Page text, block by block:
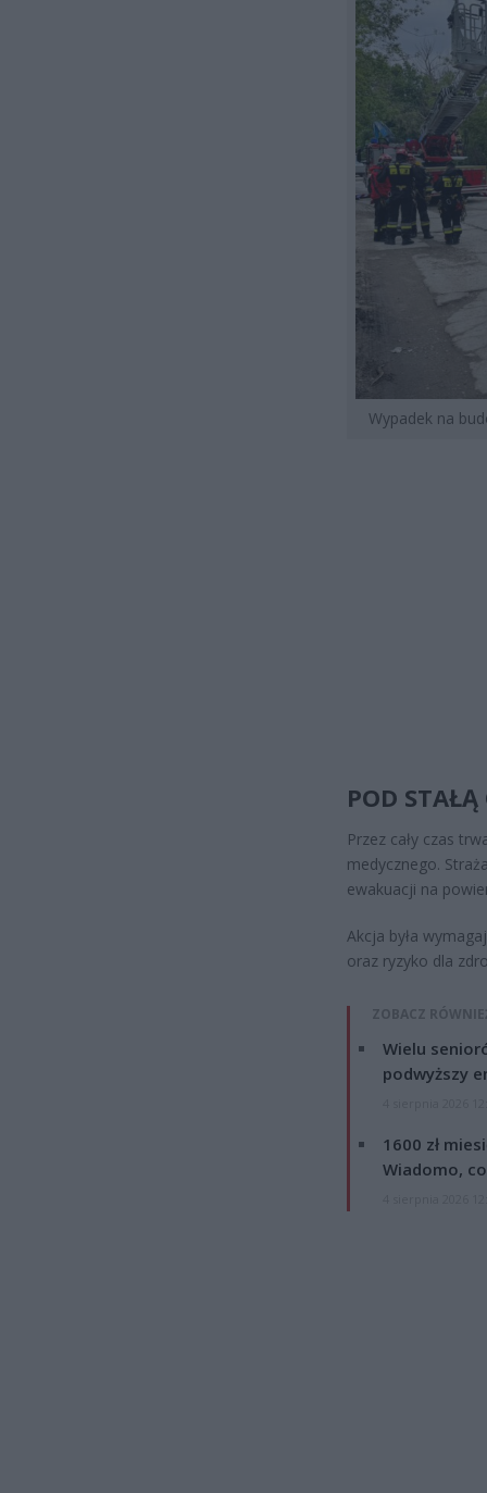
Wypadek na
POD
Przez cały czas
medycznego.
ewakuacji na
Akcja była
oraz ryzyko dla
ZOBACZ
Wielu
podwyższy
1600 zł
Wiadomo,